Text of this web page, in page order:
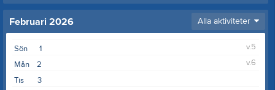
Februari 2026 Alla aktiviteter
1
Sön
v.5
2
Mån
v.6
3
Tis